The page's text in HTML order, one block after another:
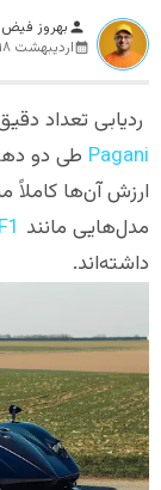
person بهروز فیض
اردیبهشت ۱۸, ۱۴۰۵
ردیابی تعداد
Pagani طی دو
ارزش آن‌ها
مدل‌هایی مانند
داشته‌اند.